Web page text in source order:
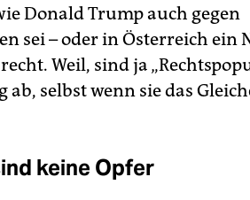
Donald Trump auch gegen
sei – oder in Österreich ein
Weil, sind ja
selbst wenn sie das
keine Opfer